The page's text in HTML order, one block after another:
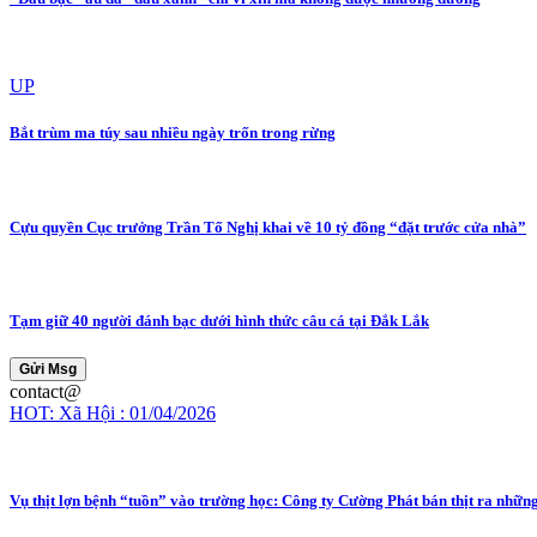
UP
Bắt trùm ma túy sau nhiều ngày trốn trong rừng
Cựu quyền Cục trưởng Trần Tố Nghị khai về 10 tỷ đồng “đặt trước cửa nhà”
Tạm giữ 40 người đánh bạc dưới hình thức câu cá tại Đắk Lắk
Gửi Msg
contact@
HOT: Xã Hội : 01/04/2026
Vụ thịt lợn bệnh “tuồn” vào trường học: Công ty Cường Phát bán thịt ra